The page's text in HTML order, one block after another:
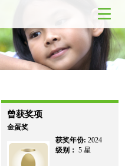
曾获奖项
金蛋奖
获奖年份: 2024
级别： 5 星